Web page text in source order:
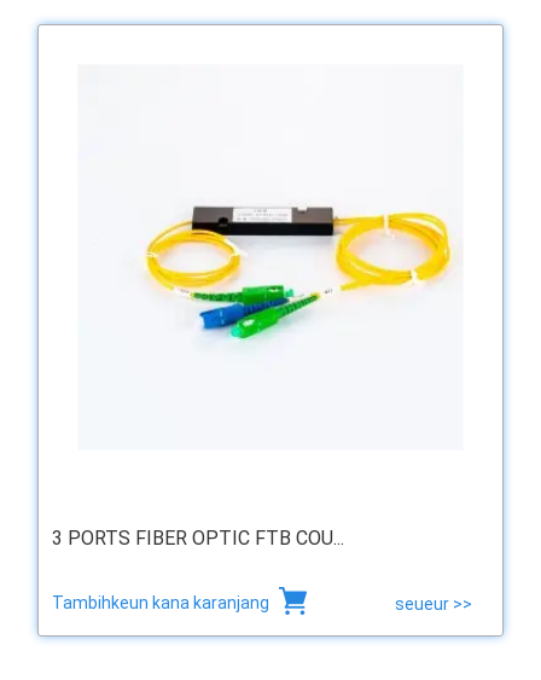
3 PORTS FIBER OPTIC FTB COU...
Tambihkeun kana karanjang seueur >>